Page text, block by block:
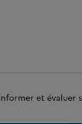
et évaluer